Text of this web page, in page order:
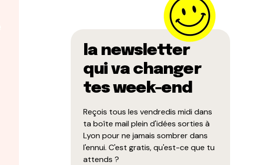
la newsletter
qui va changer
tes week-end
Reçois tous les vendredis midi dans
ta boîte mail plein d'idées sorties à
Lyon pour ne jamais sombrer dans
l'ennui. C'est gratis, qu'est-ce que tu
attends ?